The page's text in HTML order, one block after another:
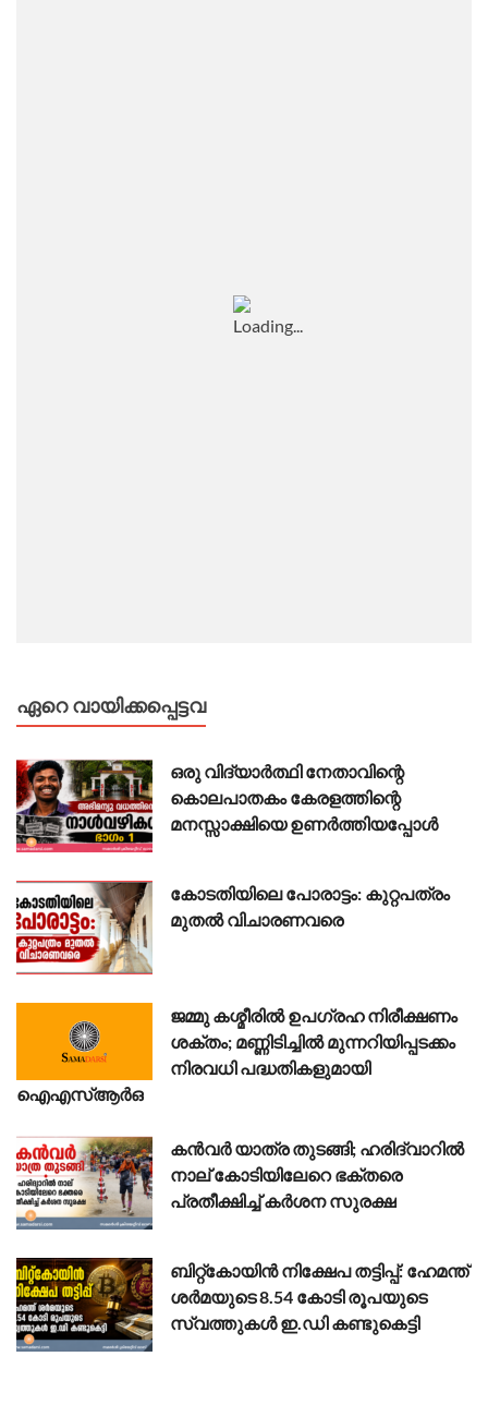
ഏറെ വായിക്കപ്പെട്ടവ
ഒരു വിദ്യാർത്ഥി നേതാവിന്റെ
കൊലപാതകം കേരളത്തിന്റെ
മനസ്സാക്ഷിയെ ഉണർത്തിയപ്പോൾ
കോടതിയിലെ പോരാട്ടം: കുറ്റപത്രം
മുതൽ വിചാരണവരെ
ജമ്മു കശ്മീരിൽ ഉപഗ്രഹ നിരീക്ഷണം
ശക്തം; മണ്ണിടിച്ചിൽ മുന്നറിയിപ്പടക്കം
നിരവധി പദ്ധതികളുമായി
ഐഎസ്ആർഒ
കൻവർ യാത്ര തുടങ്ങി; ഹരിദ്വാറിൽ
നാല് കോടിയിലേറെ ഭക്തരെ
പ്രതീക്ഷിച്ച് കർശന സുരക്ഷ
ബിറ്റ്കോയിൻ നിക്ഷേപ തട്ടിപ്പ്: ഹേമന്ത്
ശർമയുടെ 8.54 കോടി രൂപയുടെ
സ്വത്തുകൾ ഇ.ഡി കണ്ടുകെട്ടി